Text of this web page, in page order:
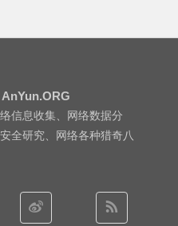
信息收集、网络数据分
全研究、网络各种猎奇八